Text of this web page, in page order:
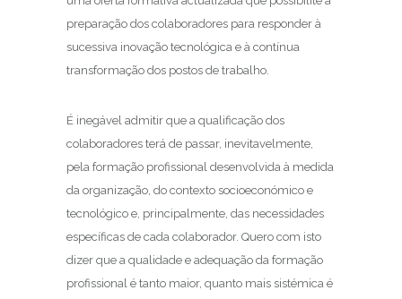
preparação dos colaboradores para responder à
sucessiva inovação tecnológica e à contínua
transformação dos postos de trabalho.
É inegável admitir que a qualificação dos
colaboradores terá de passar, inevitavelmente,
pela formação profissional desenvolvida à medida
da organização, do contexto socioeconómico e
tecnológico e, principalmente, das necessidades
específicas de cada colaborador. Quero com isto
dizer que a qualidade e adequação da formação
profissional é tanto maior, quanto mais sistémica é